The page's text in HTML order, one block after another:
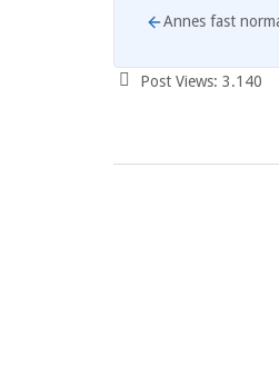
Annes fast
Post Views: 3.140